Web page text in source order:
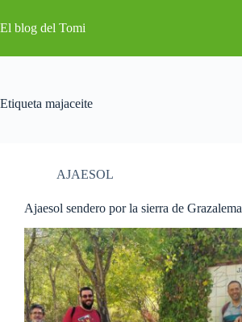
al
contenido
El blog del Tomi
Etiqueta majaceite
AJAESOL
Ajaesol sendero por la sierra de Grazalema